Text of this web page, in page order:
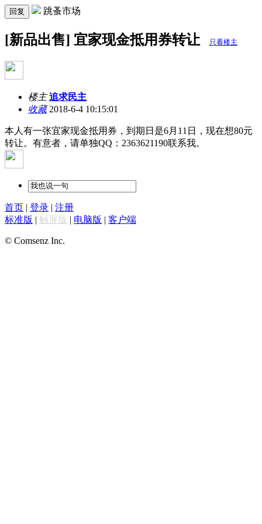
回复 跳蚤市场
[新品出售] 宜家现金抵用券转让 只看楼主
楼主 追求民主
收藏2018-6-4 10:15:01
本人有一张宜家现金抵用券，到期日是6月11日，现在想80元
转让。有意者，请单独QQ：2363621190联系我。
首页 | 登录 | 注册
标准版 | 触屏版 | 电脑版 | 客户端
© Comsenz Inc.